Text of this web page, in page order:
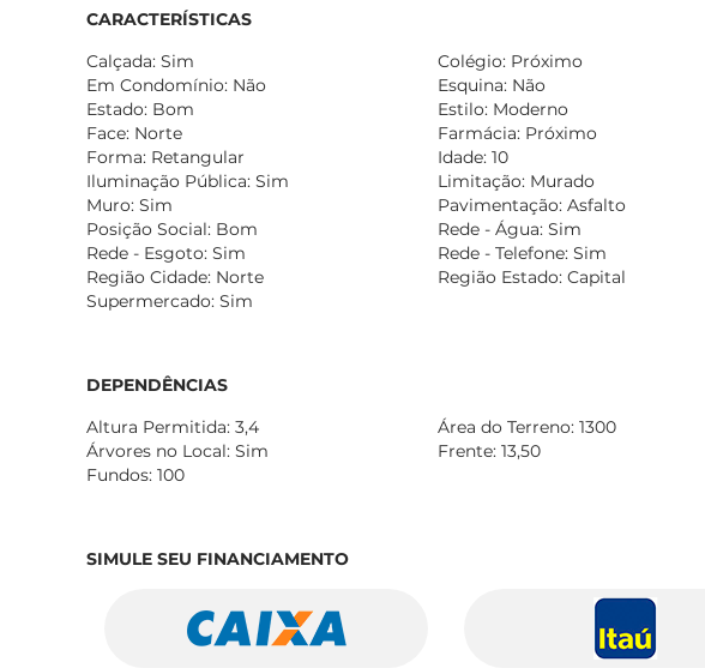
CARACTERÍSTICAS
Calçada: Sim
Colégio: Próximo
Em Condomínio: Não
Esquina: Não
Estado: Bom
Estilo: Moderno
Face: Norte
Farmácia: Próximo
Forma: Retangular
Idade: 10
Iluminação Pública: Sim
Limitação: Murado
Muro: Sim
Pavimentação: Asfalto
Posição Social: Bom
Rede - Água: Sim
Rede - Esgoto: Sim
Rede - Telefone: Sim
Região Cidade: Norte
Região Estado: Capital
Supermercado: Sim
DEPENDÊNCIAS
Altura Permitida: 3,4
Área do Terreno: 1300
Árvores no Local: Sim
Frente: 13,50
Fundos: 100
SIMULE SEU FINANCIAMENTO